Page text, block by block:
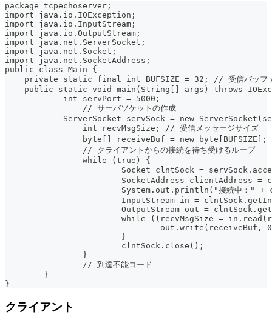
package tcpechoserver;
import java.io.IOException;
import java.io.InputStream;
import java.io.OutputStream;
import java.net.ServerSocket;
import java.net.Socket;
import java.net.SocketAddress;
public class Main {
private static final int BUFSIZE = 32; // 受信バッフ
public static void main(String[] args) throws
	    int servPort = 5000;
		// サーバソケットの作成
ServerSocket servSock = new
		int recvMsgSize; // 受信メッセージサイズ
byte[] receiveBuf = new byte[BUFSIZE];
		// クライアントからの接続を待ち受けるループ
		while (true) {
Socket clntSock =
SocketAddress clientAddress
System.out.println("接続中："
InputStream in =
OutputStream out =
while ((recvMsgSize =
			}
			clntSock.close();
		}
		// 到達不能コード
	}
}
クライアント